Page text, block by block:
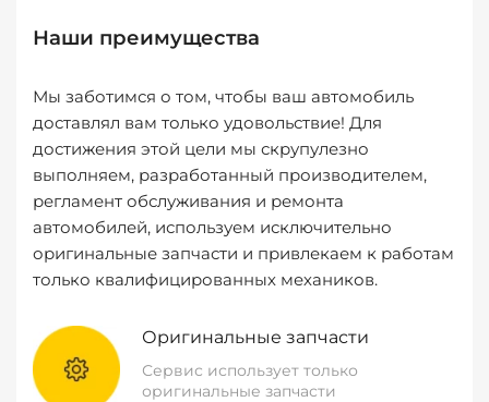
Наши преимущества
Мы заботимся о том, чтобы ваш автомобиль
доставлял вам только удовольствие! Для
достижения этой цели мы скрупулезно
выполняем, разработанный производителем,
регламент обслуживания и ремонта
автомобилей, используем исключительно
оригинальные запчасти и привлекаем к работам
только квалифицированных механиков.
Оригинальные запчасти
Сервис использует только
оригинальные запчасти